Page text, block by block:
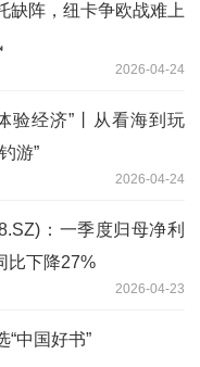
缺阵，纽卡争欧战难上
2026-04-24
验经济”丨从看海到玩
游”
2026-04-24
：一季度归母净利
比下降27%
2026-04-23
“中国好书”